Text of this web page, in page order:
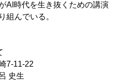
AI時代を生き抜くための講演
組んでいる。
7-11-22
史生